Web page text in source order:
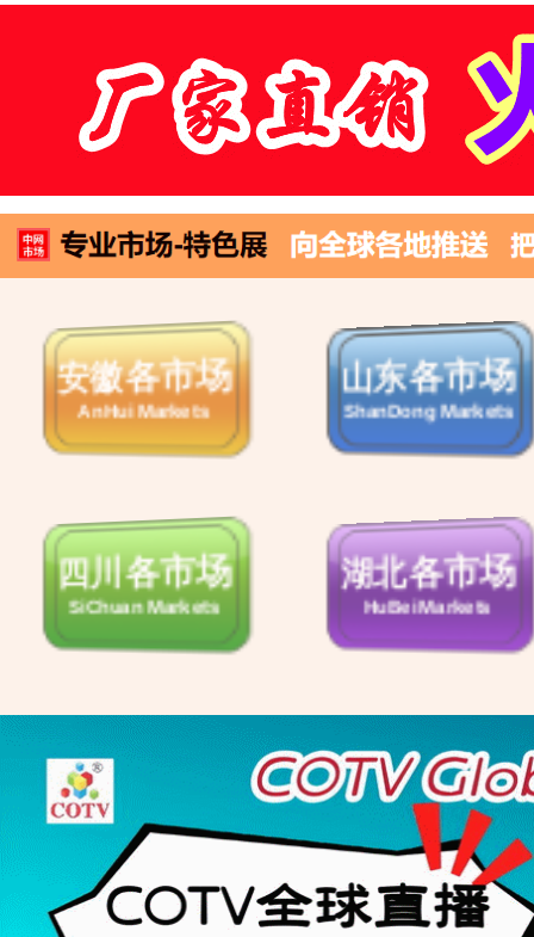
南康家具展
Nankang Furniture
义乌小商品
Yiwu Small Commodities
杭州各市场
HangZhou Markets
柯桥轻纺展